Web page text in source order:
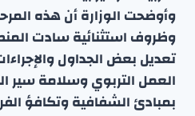
وأوضحت الوزارة أن هذه
وظروف استثنائية سادت
تعديل بعض الجداول
العمل التربوي وسلامة سير
بمبادئ الشفافية وتكافؤ